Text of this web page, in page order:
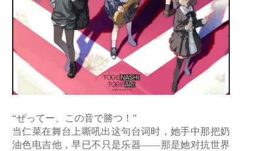
“ぜってー、この音で勝つ！ ”
当仁菜在舞台上嘶吼出这句台词时，她手中那把奶
油色电吉他，早已不只是乐器——那是她对抗世界